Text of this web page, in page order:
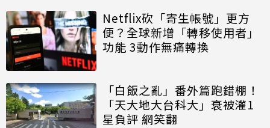
Netflix砍「寄生帳號」更方
便？全球新增「轉移使用者」
功能 3動作無痛轉換
「白飯之亂」番外篇跑錯棚！
「天大地大台科大」衰被灌1
星負評 網笑翻